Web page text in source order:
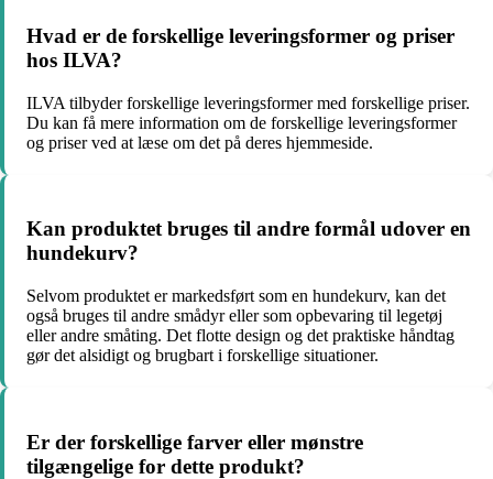
Hvad er de forskellige leveringsformer og priser
hos ILVA?
ILVA tilbyder forskellige leveringsformer med forskellige priser.
Du kan få mere information om de forskellige leveringsformer
og priser ved at læse om det på deres hjemmeside.
Kan produktet bruges til andre formål udover en
hundekurv?
Selvom produktet er markedsført som en hundekurv, kan det
også bruges til andre smådyr eller som opbevaring til legetøj
eller andre småting. Det flotte design og det praktiske håndtag
gør det alsidigt og brugbart i forskellige situationer.
Er der forskellige farver eller mønstre
tilgængelige for dette produkt?